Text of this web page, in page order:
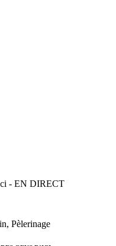
- EN DIRECT
Pèlerinage